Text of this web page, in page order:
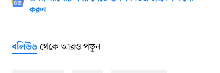
করুন
বলিউডথেকে আরও পড়ুন